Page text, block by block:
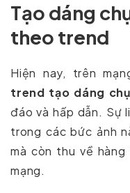
Tạo dáng
theo trend
Hiện nay, trên
trend tạo dáng
đáo và hấp dẫn. Sự
trong các bức ảnh
mà còn thu về
mạng.